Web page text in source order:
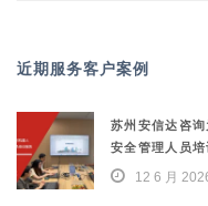
近期服务客户案例
苏州安信达咨
安全管理人员培
12 6 月